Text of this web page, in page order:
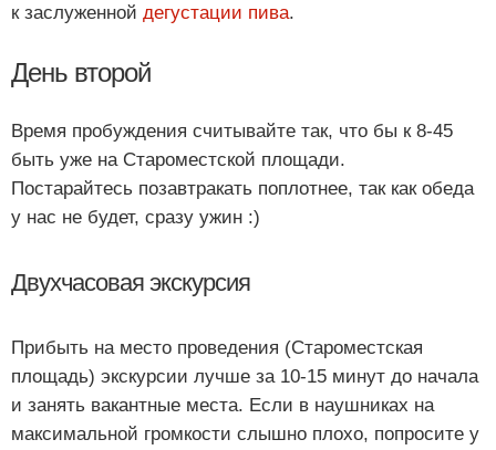
к заслуженной дегустации пива.
День второй
Время пробуждения считывайте так, что бы к 8-45
быть уже на Староместской площади.
Постарайтесь позавтракать поплотнее, так как обеда
у нас не будет, сразу ужин :)
Двухчасовая экскурсия
Прибыть на место проведения (Староместская
площадь) экскурсии лучше за 10-15 минут до начала
и занять вакантные места. Если в наушниках на
максимальной громкости слышно плохо, попросите у